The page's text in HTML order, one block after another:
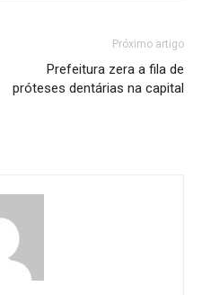
Próximo artigo
Prefeitura zera a fila de
próteses dentárias na capital